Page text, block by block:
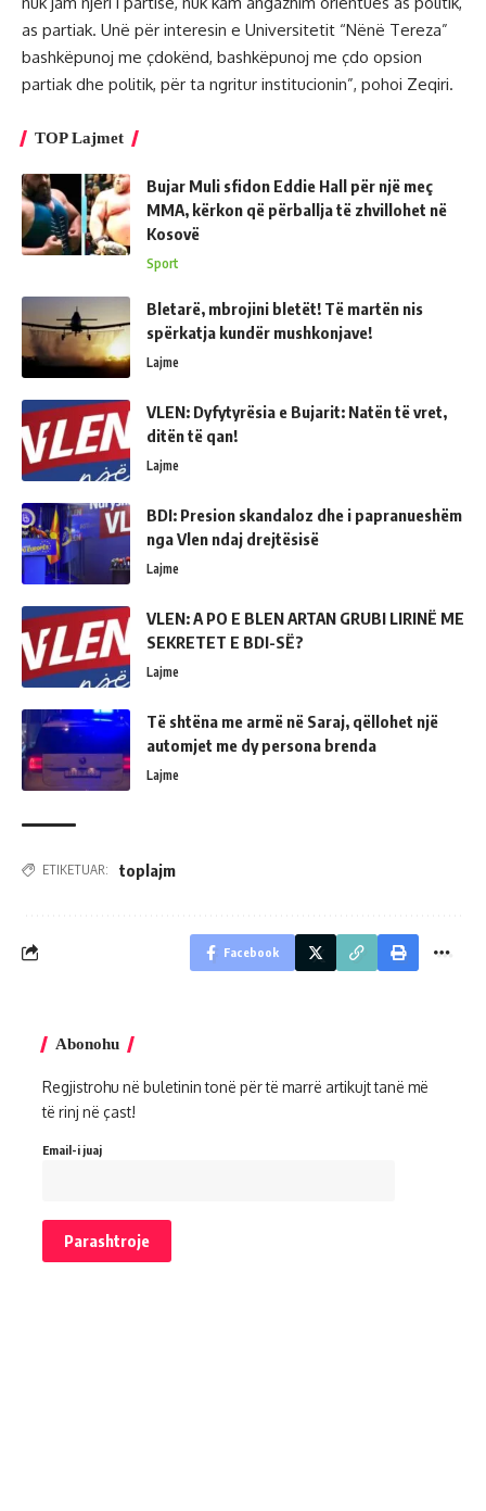
as partiak. Unë për interesin e Universitetit “Nënë Tereza”
bashkëpunoj me çdokënd, bashkëpunoj me çdo opsion
partiak dhe politik, për ta ngritur institucionin”, pohoi Zeqiri.
TOP Lajmet
Bujar Muli sfidon Eddie Hall për një meç
MMA, kërkon që përballja të zhvillohet në
Kosovë
Sport
Bletarë, mbrojini bletët! Të martën nis
spërkatja kundër mushkonjave!
Lajme
VLEN: Dyfytyrësia e Bujarit: Natën të vret,
ditën të qan!
Lajme
BDI: Presion skandaloz dhe i papranueshëm
nga Vlen ndaj drejtësisë
Lajme
VLEN: A PO E BLEN ARTAN GRUBI LIRINË ME
SEKRETET E BDI-SË?
Lajme
Të shtëna me armë në Saraj, qëllohet një
automjet me dy persona brenda
Lajme
ETIKETUAR: toplajm
Facebook
Abonohu
Regjistrohu në buletinin tonë për të marrë artikujt tanë më
të rinj në çast!
Email-i juaj